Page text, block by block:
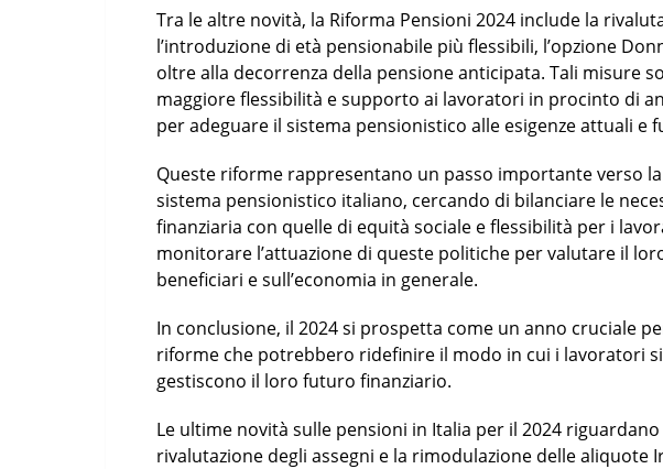
Tra le altre novità, la Riforma Pensioni 2024 include la
l’introduzione di età pensionabile più flessibili, l’opzione
oltre alla decorrenza della pensione anticipata. Tali misure
maggiore flessibilità e supporto ai lavoratori in procinto di
per adeguare il sistema pensionistico alle esigenze attuali e
Queste riforme rappresentano un passo importante verso
sistema pensionistico italiano, cercando di bilanciare le
finanziaria con quelle di equità sociale e flessibilità per i
monitorare l’attuazione di queste politiche per valutare il
beneficiari e sull’economia in generale.
In conclusione, il 2024 si prospetta come un anno cruciale
riforme che potrebbero ridefinire il modo in cui i lavoratori
gestiscono il loro futuro finanziario.
Le ultime novità sulle pensioni in Italia per il 2024
rivalutazione degli assegni e la rimodulazione delle aliquote